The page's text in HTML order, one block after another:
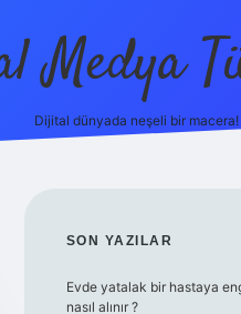
Medya
Dijital dünyada neşeli bir macera!
SIDEBAR
SON YAZILAR
Evde yatalak bir hastaya
nasıl alınır ?